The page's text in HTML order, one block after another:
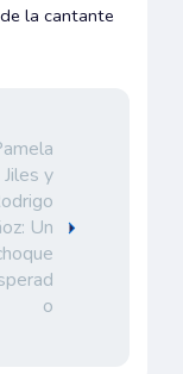
la cantante
Jiles y
Un
o